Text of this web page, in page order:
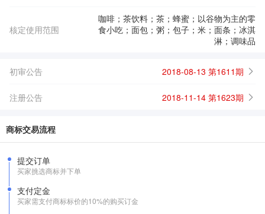
核定使用范围
咖啡；茶饮料；茶；蜂蜜；以谷物为主的零
食小吃；面包；粥；包子；米；面条；冰淇
淋；调味品
初审公告 2018-08-13 第1611期
注册公告 2018-11-14 第1623期
商标交易流程
提交订单
买家挑选商标并下单
支付定金
买家需支付商标标价的10%的购买订金